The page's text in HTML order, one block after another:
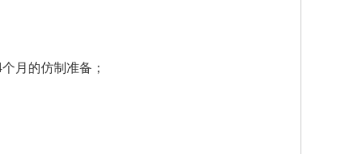
月的仿制准备；